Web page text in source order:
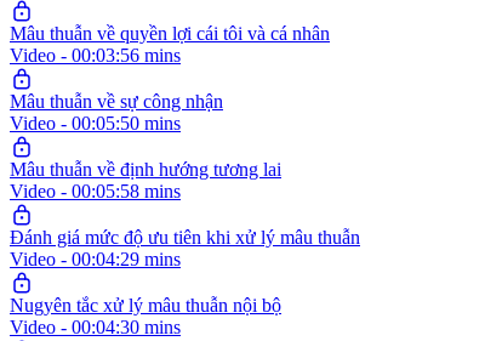
Mâu thuẫn về quyền lợi cái tôi và cá nhân
Video - 00:03:56 mins
Mâu thuẫn về sự công nhận
Video - 00:05:50 mins
Mâu thuẫn về định hướng tương lai
Video - 00:05:58 mins
Đánh giá mức độ ưu tiên khi xử lý mâu thuẫn
Video - 00:04:29 mins
Nugyên tắc xử lý mâu thuẫn nội bộ
Video - 00:04:30 mins